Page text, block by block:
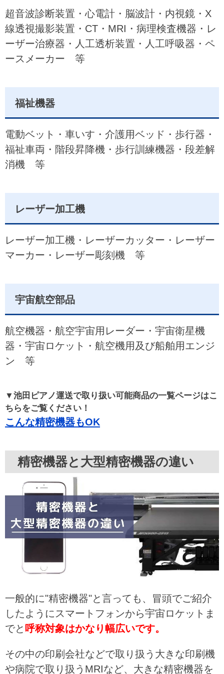
超音波診断装置・心電計・脳波計・内視鏡・X
線透視撮影装置・CT・MRI・病理検査機器・レ
ーザー治療器・人工透析装置・人工呼吸器・ペ
ースメーカー 等
福祉機器
電動ベット・車いす・介護用ベッド・歩行器・
福祉車両・階段昇降機・歩行訓練機器・段差解
消機 等
レーザー加工機
レーザー加工機・レーザーカッター・レーザー
マーカー・レーザー彫刻機 等
宇宙航空部品
航空機器・航空宇宙用レーダー・宇宙衛星機
器・宇宙ロケット・航空機用及び船舶用エンジ
ン 等
▼池田ピアノ運送で取り扱い可能商品の一覧ページはこ
ちらをご覧ください！
こんな精密機器もOK
精密機器と大型精密機器の違い
一般的に"精密機器"と言っても、冒頭でご紹介
したようにスマートフォンから宇宙ロケットま
でと 呼称対象はかなり幅広いです。
その中の印刷会社などで取り扱う大きな印刷機
や病院で取り扱うMRIなど、大きな精密機器を